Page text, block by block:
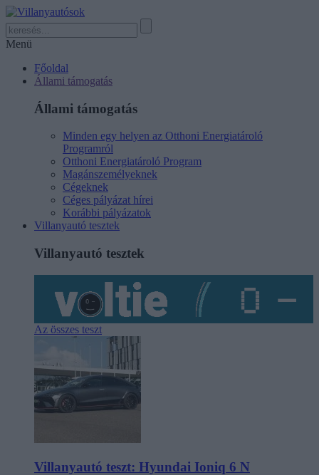
Menü
Főoldal
Állami támogatás
Állami támogatás
Minden egy helyen az Otthoni Energiatároló
Programról
Otthoni Energiatároló Program
Magánszemélyeknek
Cégeknek
Céges pályázat hírei
Korábbi pályázatok
Villanyautó tesztek
Villanyautó tesztek
Az összes teszt
Villanyautó teszt: Hyundai Ioniq 6 N